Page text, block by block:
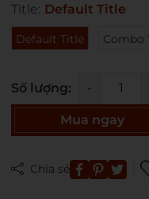
Title: Default Title
Default Title Combo
Số lượng: -
Mua ngay
Chia sẻ